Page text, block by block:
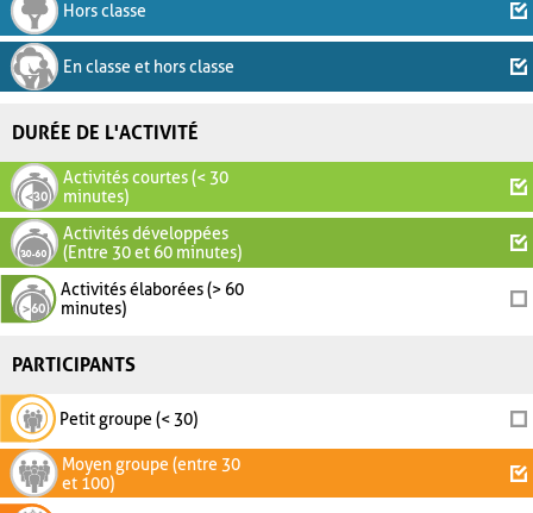
Hors classe
En classe et hors classe
DURÉE DE L'ACTIVITÉ
Activités courtes (< 30
minutes)
Activités développées
(Entre 30 et 60 minutes)
Activités élaborées (> 60
minutes)
PARTICIPANTS
Petit groupe (< 30)
Moyen groupe (entre 30
et 100)